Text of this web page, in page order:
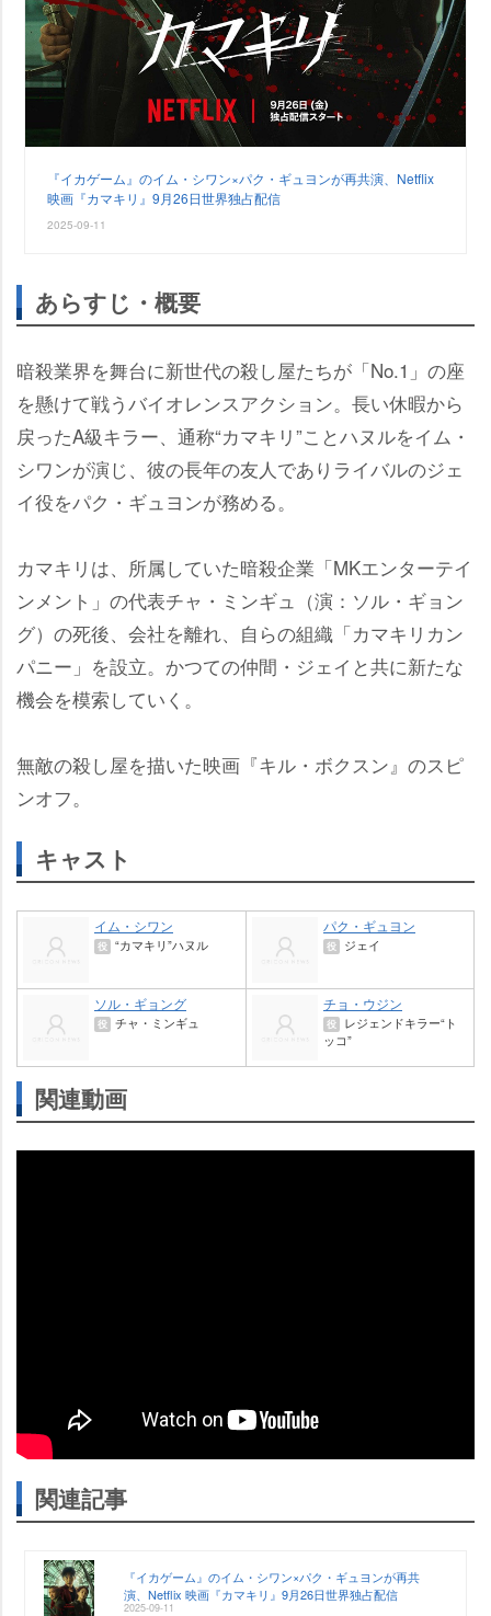
『イカゲーム』のイム・シワン×パク・ギュヨンが再共演、Netflix
映画『カマキリ』9月26日世界独占配信
2025-09-11
あらすじ・概要
暗殺業界を舞台に新世代の殺し屋たちが「No.1」の座
を懸けて戦うバイオレンスアクション。長い休暇から
戻ったA級キラー、通称“カマキリ”ことハヌルをイム・
シワンが演じ、彼の長年の友人でありライバルのジェ
イ役をパク・ギュヨンが務める。
カマキリは、所属していた暗殺企業「MKエンターテイ
ンメント」の代表チャ・ミンギュ（演：ソル・ギョン
グ）の死後、会社を離れ、自らの組織「カマキリカン
パニー」を設立。かつての仲間・ジェイと共に新たな
機会を模索していく。
無敵の殺し屋を描いた映画『キル・ボクスン』のスピ
ンオフ。
キャスト
イム・シワン
役 “カマキリ”ハヌル
パク・ギュヨン
役 ジェイ
ソル・ギョング
役 チャ・ミンギュ
チョ・ウジン
役
レジェンドキラー“ト
ッコ”
関連動画
関連記事
『イカゲーム』のイム・シワン×パク・ギュヨンが再共
演、Netflix 映画『カマキリ』9月26日世界独占配信
2025-09-11